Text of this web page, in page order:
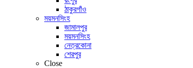
ঠাকুরগাঁও
ময়মনসিংহ
জামালপুর
ময়মনসিংহ
নেত্রকোনা
শেরপুর
Close